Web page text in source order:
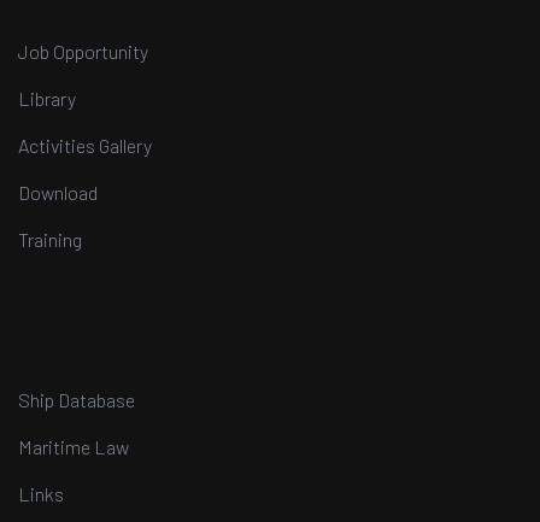
Job Opportunity
Library
Activities Gallery
Download
Training
Ship Database
Maritime Law
Links